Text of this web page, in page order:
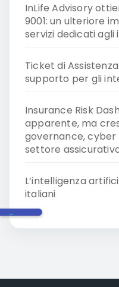
InLife Advisory
9001: un ulteriore
servizi dedicati
Ticket di
supporto per gli
Insurance Risk
apparente, ma
governance, cyber
settore
L’intelligenza
italiani